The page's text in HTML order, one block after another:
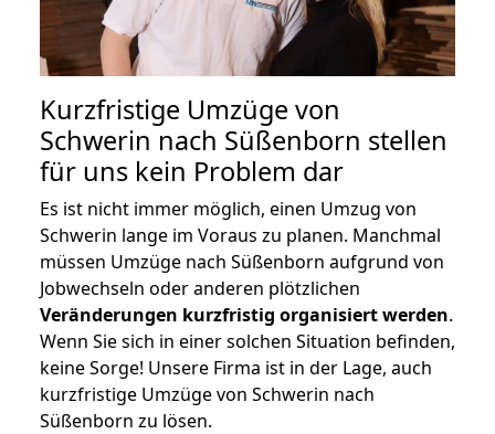
Kurzfristige Umzüge von
Schwerin nach Süßenborn stellen
für uns kein Problem dar
Es ist nicht immer möglich, einen Umzug von
Schwerin lange im Voraus zu planen. Manchmal
müssen Umzüge nach Süßenborn aufgrund von
Jobwechseln oder anderen plötzlichen
Veränderungen kurzfristig organisiert werden.
Wenn Sie sich in einer solchen Situation befinden,
keine Sorge! Unsere Firma ist in der Lage, auch
kurzfristige Umzüge von Schwerin nach
Süßenborn zu lösen.